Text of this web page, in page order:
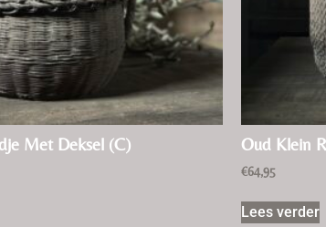
Met Deksel (C) Oud Klein
€64,95
Lees verder